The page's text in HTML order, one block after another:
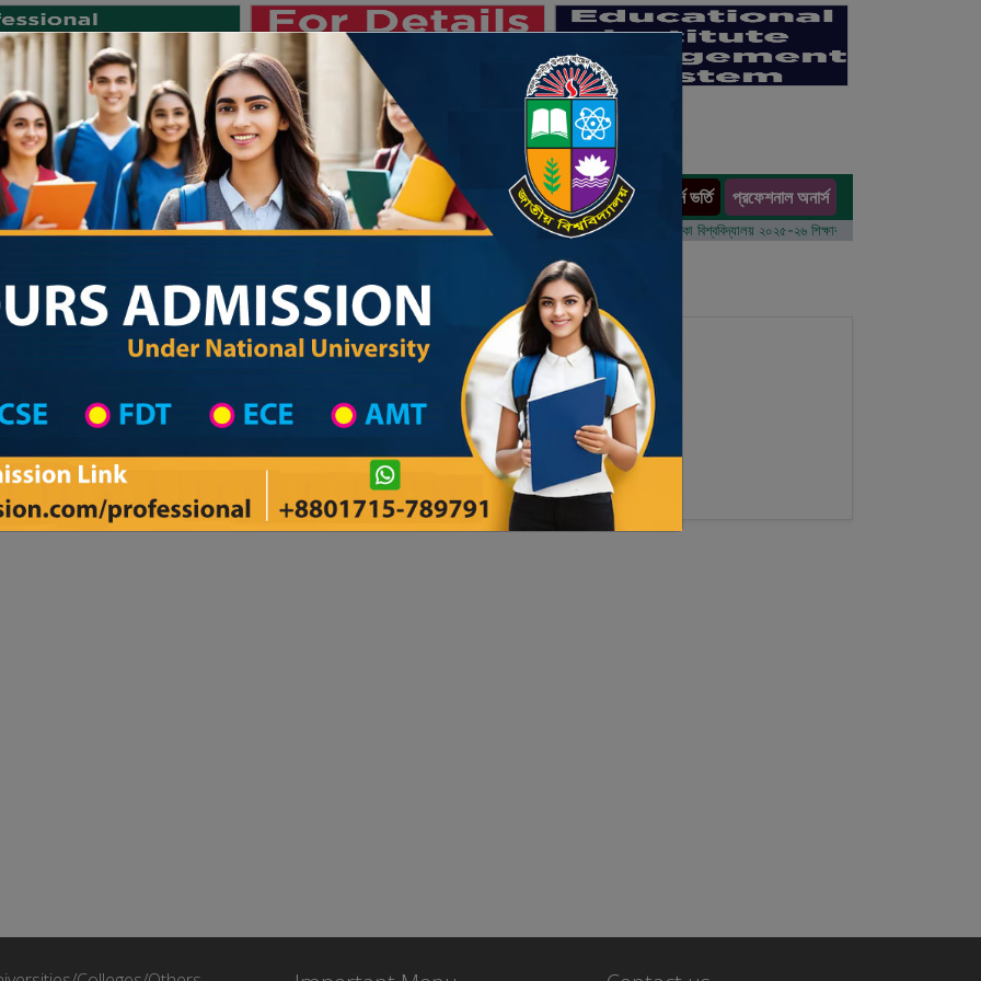
Private University International University University College Results অনার্স ভর্তি প্রফেশনাল অনার্স
জাতীয় বিশ্ববিদ্যালয় ২০২৫-২৬ শিক্ষাবর্ষের ১ম বর্ষের ভর্তি আবেদন বিজ্ঞপ্তি ঢাকা বিশ্ববিদ্যালয় ২০২৫-২৬ শিক্ষাবর্ষে আন্ডারগ্র্যাজুয়েট প্রোগ্রামে